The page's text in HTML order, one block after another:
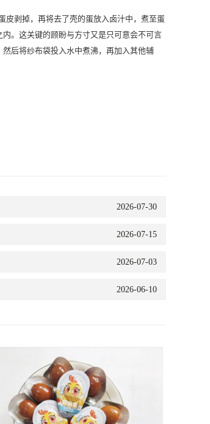
皮剥掉，再将去了壳的蛋放入卤汁中，煮至蛋
。这关键的顾盼与方寸又是只可意会不可言
后将纱布袋投入水中煮沸，再加入其他辅
2026-07-30
2026-07-15
2026-07-03
2026-06-10